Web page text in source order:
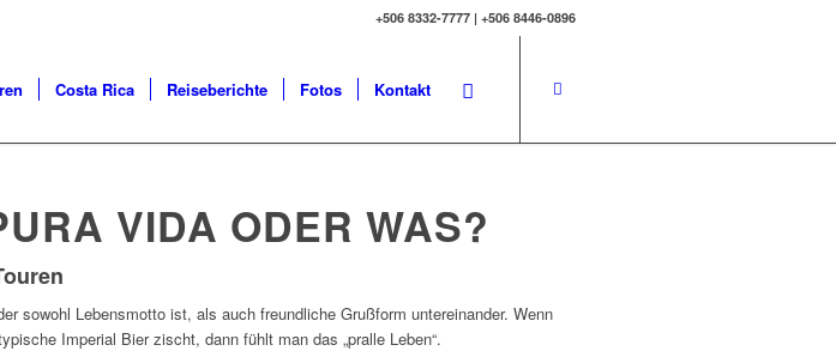
+506 8332-7777 | +506 8446-0896
Costa Rica Reiseberichte Fotos Kontakt
VIDA ODER WAS?
sowohl Lebensmotto ist, als auch freundliche Grußform untereinander. Wenn
Imperial Bier zischt, dann fühlt man das „pralle Leben“.